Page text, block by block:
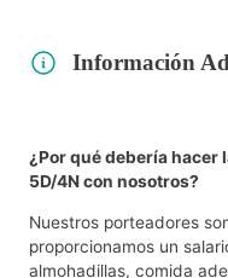
Información
¿Por qué debería hacer
5D/4N con nosotros?
Nuestros porteadores
proporcionamos un
almohadillas, comida